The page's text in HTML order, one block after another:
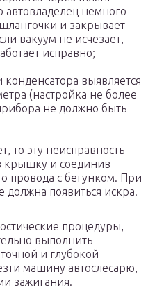
автовладелец немного
и закрывает
вакуум не исчезает,
исправно;
выявляется
(настройка не более
не должно быть
то эту неисправность
крышку и соединив
провода с бегунком. При
должна появиться искра.
процедуры,
выполнить
и глубокой
машину автослесарю,
зажигания.